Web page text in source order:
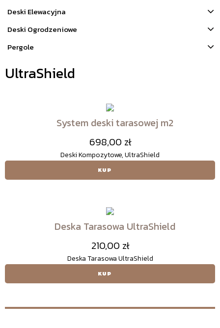
Deski Elewacyjna
Deski Ogrodzeniowe
Pergole
UltraShield
System deski tarasowej m2
698,00 zł
Deski Kompozytowe, UltraShield
Deska Tarasowa UltraShield
210,00 zł
Deska Tarasowa UltraShield